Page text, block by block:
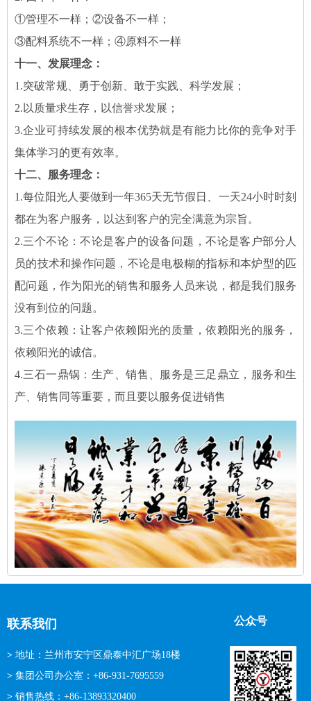
①管理不一样；②设备不一样；
③配料系统不一样；④原料不一样
十一、发展理念：
1.突破常规、勇于创新、敢于实践、科学发展；
2.以质量求生存，以信誉求发展；
3.企业可持续发展的根本优势就是有能力比你的竞争对手
集体学习的更有效率。
十二、服务理念：
1.每位阳光人要做到一年365天无节假日、一天24小时时刻
都在为客户服务，以达到客户的完全满意为宗旨。
2.三个不论：不论是客户的设备问题，不论是客户部分人
员的技术和操作问题，不论是电极糊的指标和本炉型的匹
配问题，作为阳光的销售和服务人员来说，都是我们服务
没有到位的问题。
3.三个依赖：让客户依赖阳光的质量，依赖阳光的服务，
依赖阳光的诚信。
4.三石一鼎锅：生产、销售、服务是三足鼎立，服务和生
产、销售同等重要，而且要以服务促进销售
> 地址：兰州市安宁区鼎泰中汇广场18楼
联系我们
> 集团公司办公室：+86-931-7695559
> 销售热线：+86-13893320400
公众号